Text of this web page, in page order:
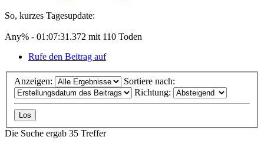
So, kurzes Tagesupdate:
Any% - 01:07:31.372 mit 110 Toden
Rufe den Beitrag auf
Anzeigen:
Sortiere nach:
Richtung:
Die Suche ergab 35 Treffer